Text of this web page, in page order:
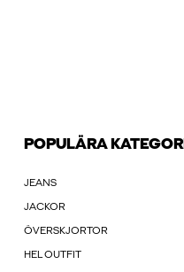
POPULÄRA
JEANS
JACKOR
ÖVERSKJORTOR
HEL OUTFIT